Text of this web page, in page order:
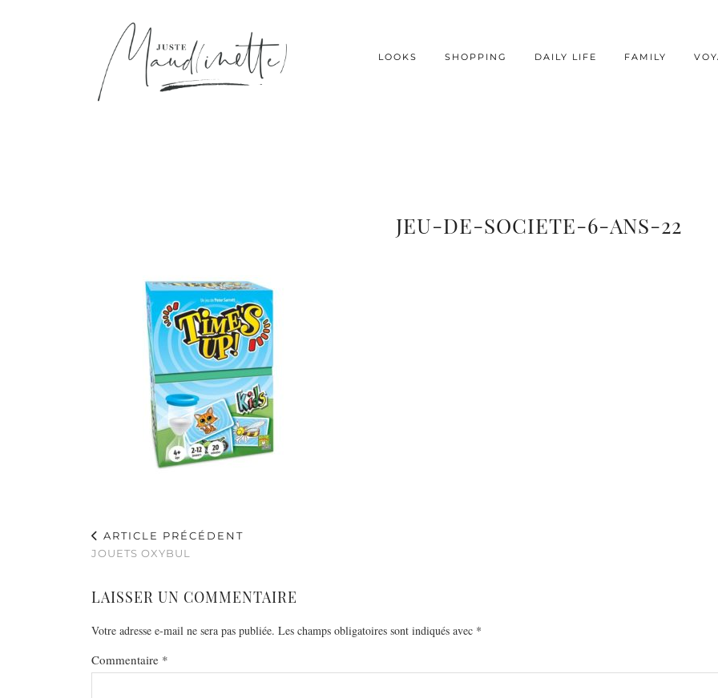
LOOKS SHOPPING DAILY LIFE FAMILY
JEU-DE-SOCIETE-6-ANS-22
ARTICLE PRÉCÉDENT
JOUETS OXYBUL
LAISSER UN COMMENTAIRE
Votre adresse e-mail ne sera pas publiée. Les champs obligatoires sont indiqués avec *
Commentaire *